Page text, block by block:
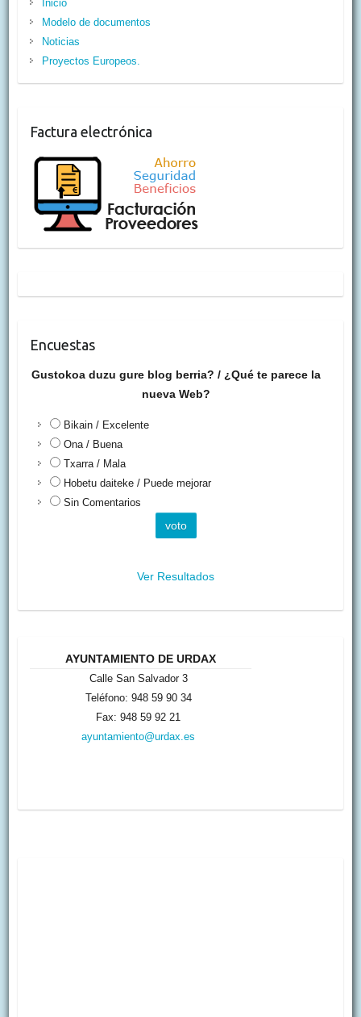
Inicio
Modelo de documentos
Noticias
Proyectos Europeos.
Factura electrónica
Encuestas
Gustokoa duzu gure blog berria? / ¿Qué te parece la
nueva Web?
Bikain / Excelente
Ona / Buena
Txarra / Mala
Hobetu daiteke / Puede mejorar
Sin Comentarios
Ver Resultados
AYUNTAMIENTO DE URDAX
Calle San Salvador 3
Teléfono: 948 59 90 34
Fax: 948 59 92 21
ayuntamiento@urdax.es